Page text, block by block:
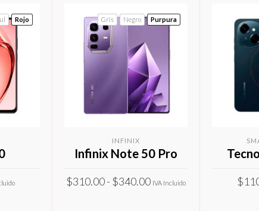
Rojo Gris Negro Purpura
INFINIX
Infinix Note 50 Pro
$310.00- $340.00Rango
IVA Incluido $